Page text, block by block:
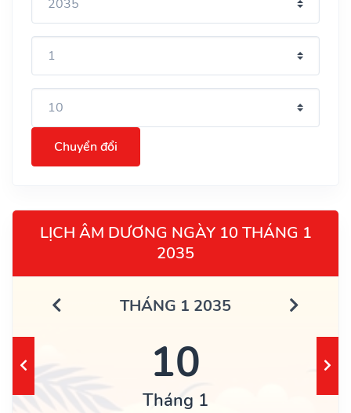
Chuyển đổi
LỊCH ÂM DƯƠNG NGÀY 10 THÁNG 1
2035
THÁNG 1 2035
10
Tháng 1